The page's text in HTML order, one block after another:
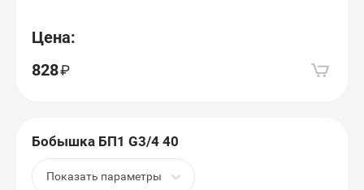
Цена:
828
Бобышка БП1 G3/4 40
Показать параметры